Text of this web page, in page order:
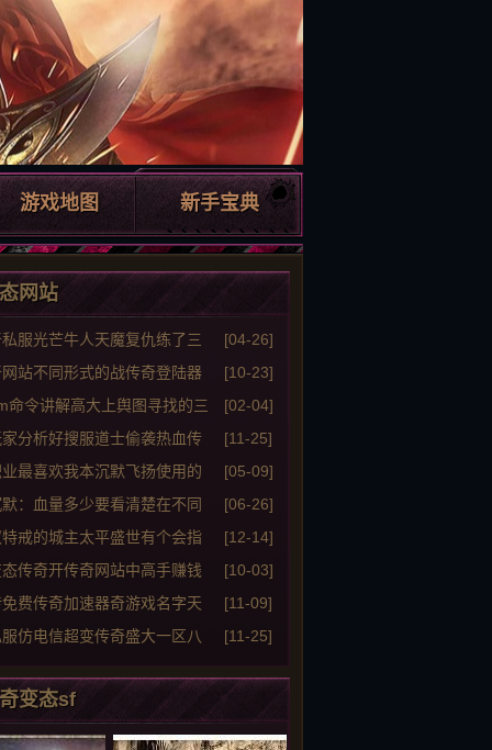
游戏地图 新手宝典
网站
服光芒牛人天魔复仇练了三
震全区
[04-26]
站不同形式的战传奇登陆器
[10-23]
命令讲解高大上舆图寻找的三
[02-04]
分析好搜服道士偷袭热血传
陆器战 十局九赢！
[11-25]
最喜欢我本沉默飞扬使用的
哮
[05-09]
：血量多少要看清楚在不同
变
[06-26]
戒的城主太平盛世有个会指
真好
[12-14]
传奇开传奇网站中高手赚钱
结的心得体会
[10-03]
费传奇加速器奇游戏名字天
[11-09]
仿电信超变传奇盛大一区八
[11-25]
变态sf